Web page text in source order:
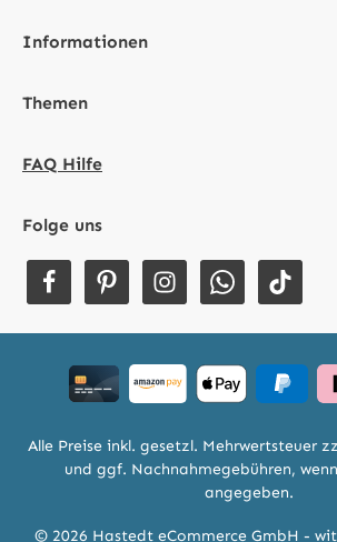
Informationen
Themen
FAQ Hilfe
Folge uns
© 2026 Hastedt eCommerce GmbH -
Alle Preise inkl. gesetzl. Mehrwertsteuer
und ggf. Nachnahmegebühren,
angegeben.